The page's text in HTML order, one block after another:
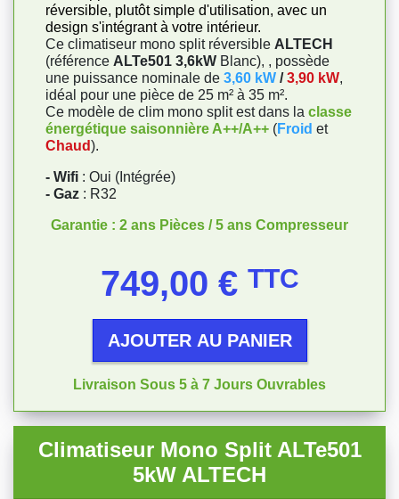
réversible, plutôt simple d'utilisation, avec un
design s'intégrant à votre intérieur.
Ce climatiseur mono split réversible ALTECH
(référence ALTe501 3,6kW Blanc), , possède
une puissance nominale de 3,60 kW /3,90 kW,
idéal pour une pièce de 25 m² à 35 m².
Ce modèle de clim mono split est dans la classe
énergétique saisonnière A++/A++ (Froid et
Chaud).
- Wifi : Oui (Intégrée)
- Gaz : R32
Garantie : 2 ans Pièces / 5 ans Compresseur
749,00 € TTC
AJOUTER AU PANIER
Livraison Sous 5 à 7 Jours Ouvrables
Climatiseur Mono Split ALTe501
5kW ALTECH